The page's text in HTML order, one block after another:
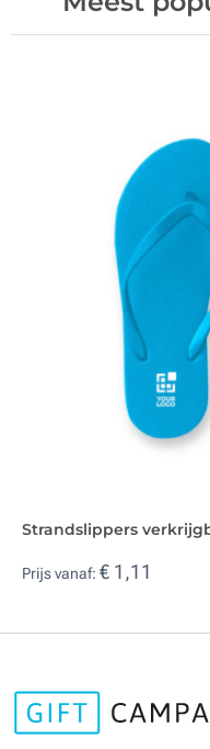
Strandslippers
Prijs vanaf: € 1,11